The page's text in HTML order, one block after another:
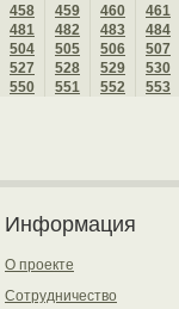
458
459 460 461
481
482 483 484
504
505 506 507
527
528 529 530
550
551 552 553
Информация
О проекте
Сотрудничество